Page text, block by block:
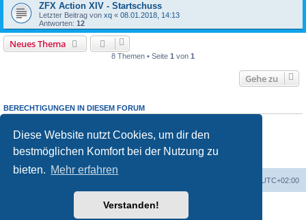
Diese Website nutzt Cookies, um dir den
bestmöglichen Komfort bei der Nutzung zu
bieten. Mehr erfahren
Verstanden!
ZFX Action XIV - Startschuss
Letzter Beitrag von xq « 08.01.2018, 14:13
Antworten: 12
Neues Thema
8 Themen • Seite 1 von 1
Gehe zu
BERECHTIGUNGEN IN DIESEM FORUM
Du darfst
keine Antworten zu Themen in diesem Forum erstellen.
Du darfst deine Beiträge in diesem Forumnichtändern.
Du darfst deine Beiträge in diesem Forum nicht löschen.
keine
UTC+02:00
Powered byphpBB® Forum Software © phpBB Limited
phpBB.de